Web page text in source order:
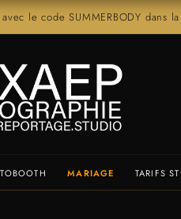
avec le code SUMMERBODY dans
MARIAGE TARIFS